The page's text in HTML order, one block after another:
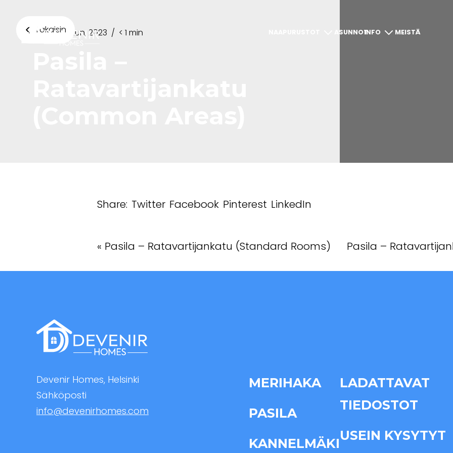
ASUNNOTINFO MEISTÄ
Takaisin
17 tammikuun, 2023 / < 1 min
Share: Twitter Facebook Pinterest LinkedIn
« Pasila – Ratavartijankatu (Standard Rooms) Pasila –
Devenir Homes, Helsinki
Sähköposti
info@devenirhomes.com
MERIHAKA
PASILA
KANNELMÄKI
LADATTAVAT
TIEDOSTOT
USEIN KYSYTYT